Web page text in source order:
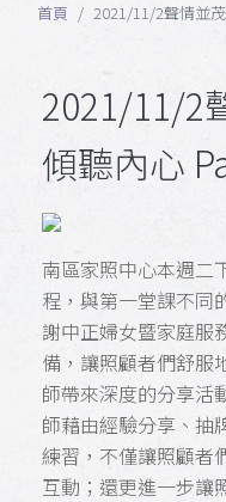
首頁 2021/11/2聲情並
2021/11/2
傾聽內心
南區家照中心本週二
程，與第一堂課不同
謝中正婦女暨家庭服
備，讓照顧者們舒服
師帶來深度的分享活
師藉由經驗分享、抽
練習，不僅讓照顧者
互動；還更進一步讓